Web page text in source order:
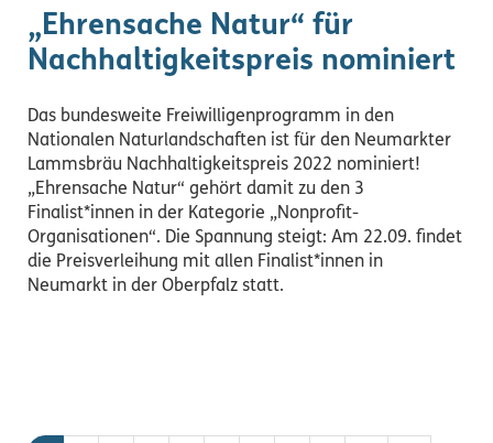
„Ehrensache Natur“ für
Nachhaltigkeitspreis nominiert
Das bundesweite Freiwilligenprogramm in den
Nationalen Naturlandschaften ist für den Neumarkter
Lammsbräu Nachhaltigkeitspreis 2022 nominiert!
„Ehrensache Natur“ gehört damit zu den 3
Finalist*innen in der Kategorie „Nonprofit-
Organisationen“. Die Spannung steigt: Am 22.09. findet
die Preisverleihung mit allen Finalist*innen in
Neumarkt in der Oberpfalz statt.